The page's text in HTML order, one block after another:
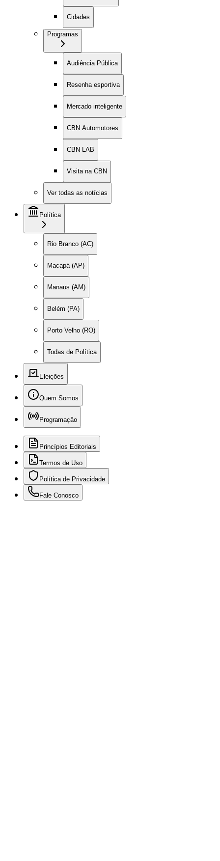
Cidades
Programas
Audiência Pública
Resenha esportiva
Mercado inteligente
CBN Automotores
CBN LAB
Visita na CBN
Ver todas as notícias
Política
Rio Branco (AC)
Macapá (AP)
Manaus (AM)
Belém (PA)
Porto Velho (RO)
Todas de Política
Eleições
Quem Somos
Programação
Princípios Editoriais
Termos de Uso
Política de Privacidade
Fale Conosco